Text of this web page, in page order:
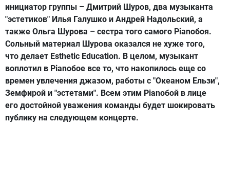
инициатор группы – Дмитрий Шуров, два музыканта
"эстетиков" Илья Галушко и Андрей Надольский, а
также Ольга Шурова – сестра того самого Pianoбоя.
Сольный материал Шурова оказался не хуже того,
что делает Esthetic Education. В целом, музыкант
воплотил в Pianoбое все то, что накопилось еще со
времен увлечения джазом, работы с "Океаном Ельзи",
Земфирой и "эстетами". Всем этим Pianoбой в лице
его достойной уважения команды будет шокировать
публику на следующем концерте.